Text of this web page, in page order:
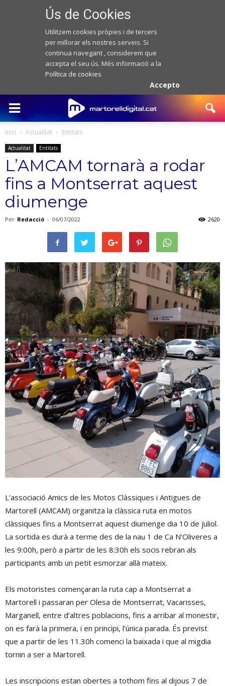
Ús de Cookies
Utilitzem cookies pròpies i de tercers
per millorar els nostres serveis. Si
continua navegant , considerem que
accepta el seu ús. Més informació a la
Política de cookies
Accepto
Inici Actualitat Entitats
Actualitat Entitats
L’AMCAM tornarà a rodar
fins a Montserrat aquest
diumenge
Per Redacció - 06/07/2022 2620
L’associació Amics de les Motos Clàssiques i Antigues de
Martorell (AMCAM) organitza la clàssica ruta en motos
clàssiques fins a Montserrat aquest diumenge dia 10 de juliol.
La sortida es durà a terme des de la nau 1 de Ca N’Oliveres a
les 9:00h, però a partir de les 8:30h els socis rebran als
participants amb un petit esmorzar allà mateix.
Els motoristes començaran la ruta cap a Montserrat a
Martorell i passaran per Olesa de Montserrat, Vacarisses,
Marganell, entre d’altres poblacions, fins a arribar al monestir,
on es farà la primera, i en principi, l’única parada. És previst
que a partir de les 11.30h comenci la baixada i que al migdia
tornin a ser a Martorell.
Les inscripcions estan obertes a tothom fins al dijous 7 de